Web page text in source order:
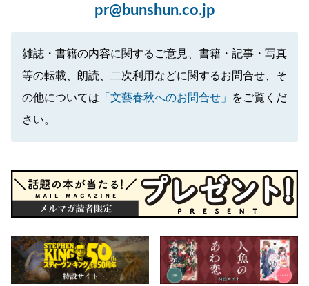
pr@bunshun.co.jp
雑誌・書籍の内容に関するご意見、書籍・記事・写真
等の転載、朗読、二次利用などに関するお問合せ、そ
の他については 「文藝春秋へのお問合せ」
をご覧くだ
さい。